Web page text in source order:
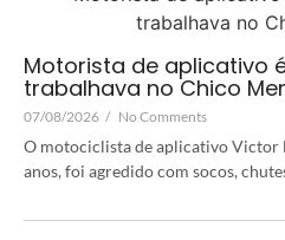
Motorista de aplicativo
trabalhava no Chico
07/08/2026 / No Comments
O motociclista de aplicativo Victor
anos, foi agredido com socos,